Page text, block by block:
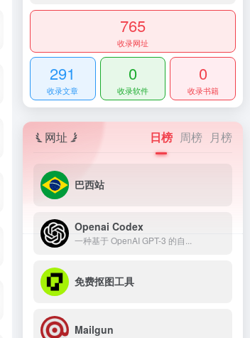
765
收录网址
291
收录文章
0
收录软件
0
收录书籍
网址 日榜 周榜 月榜
巴西站
Openai Codex
一种基于 OpenAI GPT-3 的自...
免费抠图工具
Mailgun